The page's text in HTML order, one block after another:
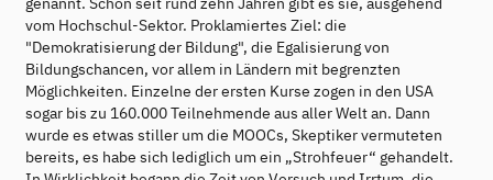
vom Hochschul-Sektor. Proklamiertes Ziel: die
"Demokratisierung der Bildung", die Egalisierung von
Bildungschancen, vor allem in Ländern mit begrenzten
Möglichkeiten. Einzelne der ersten Kurse zogen in den USA
sogar bis zu 160.000 Teilnehmende aus aller Welt an. Dann
wurde es etwas stiller um die MOOCs, Skeptiker vermuteten
bereits, es habe sich lediglich um ein „Strohfeuer“ gehandelt.